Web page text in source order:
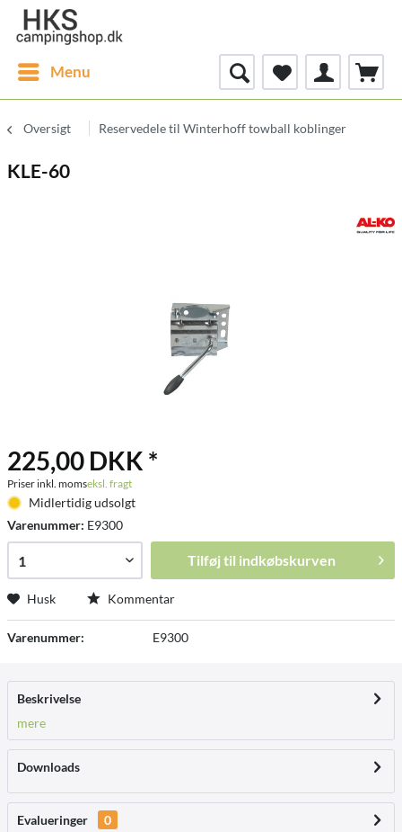
Menu
Oversigt Reservedele til Winterhoff towball koblinger
KLE-60
225,00 DKK *
Priser inkl. momseksl. fragt
Midlertidig udsolgt
Varenummer: E9300
Tilføj til indkøbskurven
Husk Kommentar
Varenummer: E9300
Beskrivelse
mere
Downloads
Evalueringer
0